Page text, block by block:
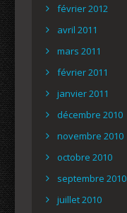
février 2012
avril 2011
mars 2011
février 2011
janvier 2011
décembre 2010
novembre 2010
octobre 2010
septembre 2010
juillet 2010